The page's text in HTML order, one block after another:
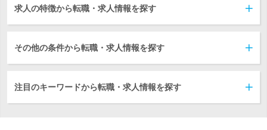
求人の特徴から転職・求人情報を探す
その他の条件から転職・求人情報を探す
注目のキーワードから転職・求人情報を探す